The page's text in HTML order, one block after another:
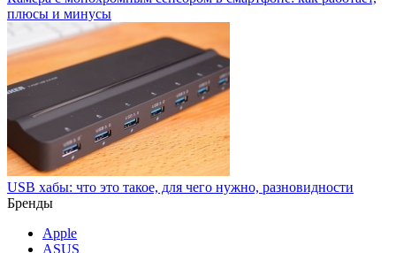
плюсы и минусы
USB хабы: что это такое, для чего нужно, разновидности
Бренды
Apple
ASUS